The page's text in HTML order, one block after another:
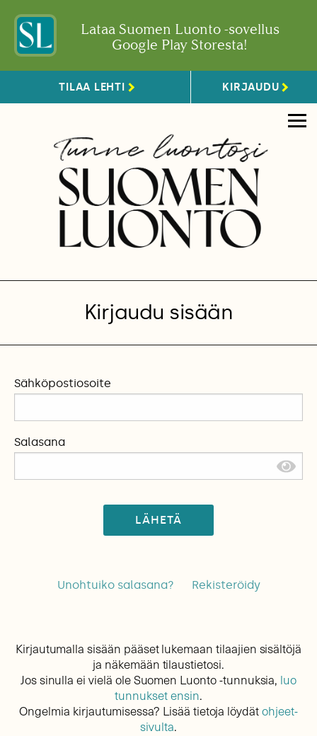
Lataa Suomen Luonto -sovellus
Google Play Storesta!
TILAA LEHTI KIRJAUDU
Kirjaudu sisään
Sähköpostiosoite
Salasana
LÄHETÄ
Unohtuiko salasana? Rekisteröidy
Kirjautumalla sisään pääset lukemaan tilaajien sisältöjä
ja näkemään tilaustietosi.
Jos sinulla ei vielä ole Suomen Luonto -tunnuksia, luo
tunnukset ensin.
Ongelmia kirjautumisessa? Lisää tietoja löydätohjeet-
sivulta.